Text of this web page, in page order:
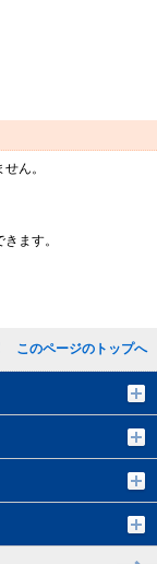
このページのトップへ
ん。
ます。